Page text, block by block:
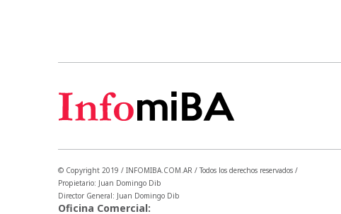
© Copyright 2019 / INFOMIBA.COM.AR / Todos los derechos reservados /
Propietario: Juan Domingo Dib
Director General: Juan Domingo Dib
Oficina Comercial: